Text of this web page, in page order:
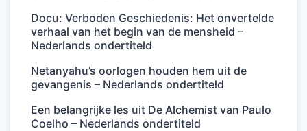
Docu: Verboden Geschiedenis: Het onvertelde
verhaal van het begin van de mensheid –
Nederlands ondertiteld
Netanyahu’s oorlogen houden hem uit de
gevangenis – Nederlands ondertiteld
Een belangrijke les uit De Alchemist van Paulo
Coelho – Nederlands ondertiteld